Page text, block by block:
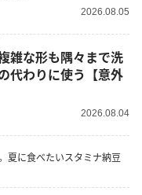
2026.08.05
雑な形も隅々まで洗
代わりに使う【意外
2026.08.04
夏に食べたいスタミナ納豆